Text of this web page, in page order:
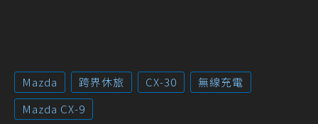
Mazda 跨界休旅 CX-30
無線充電
Mazda CX-9